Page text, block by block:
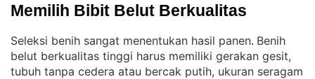
Memilih Bibit Belut Berkualitas
Seleksi benih sangat menentukan hasil panen. Benih
belut berkualitas tinggi harus memiliki gerakan gesit,
tubuh tanpa cedera atau bercak putih, ukuran seragam